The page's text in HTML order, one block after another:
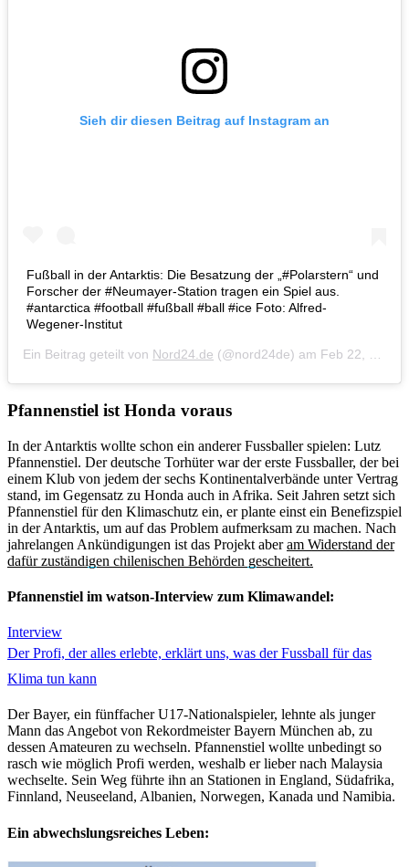
Sieh dir diesen Beitrag auf Instagram an
Fußball in der Antarktis: Die Besatzung der „#Polarstern“ und
Forscher der #Neumayer-Station tragen ein Spiel aus.
#antarctica #football #fußball #ball #ice Foto: Alfred-
Wegener-Institut
Ein Beitrag geteilt von Nord24.de (@nord24de) am Feb 22, 2018 um 10:11 PST
Pfannenstiel ist Honda voraus
In der Antarktis wollte schon ein anderer Fussballer spielen: Lutz
Pfannenstiel. Der deutsche Torhüter war der erste Fussballer, der bei
einem Klub von jedem der sechs Kontinentalverbände unter Vertrag
stand, im Gegensatz zu Honda auch in Afrika. Seit Jahren setzt sich
Pfannenstiel für den Klimaschutz ein, er plante einst ein Benefizspiel
in der Antarktis, um auf das Problem aufmerksam zu machen. Nach
jahrelangen Ankündigungen ist das Projekt aberam Widerstand der
dafür zuständigen chilenischen Behörden gescheitert.
Pfannenstiel im watson-Interview zum Klimawandel:
Interview
Der Profi, der alles erlebte, erklärt uns, was der Fussball für das
Klima tun kann
Der Bayer, ein fünffacher U17-Nationalspieler, lehnte als junger
Mann das Angebot von Rekordmeister Bayern München ab, zu
dessen Amateuren zu wechseln. Pfannenstiel wollte unbedingt so
rasch wie möglich Profi werden, weshalb er lieber nach Malaysia
wechselte. Sein Weg führte ihn an Stationen in England, Südafrika,
Finnland, Neuseeland, Albanien, Norwegen, Kanada und Namibia.
Ein abwechslungsreiches Leben: